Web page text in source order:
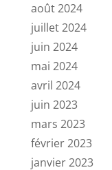
août 2024
juillet 2024
juin 2024
mai 2024
avril 2024
juin 2023
mars 2023
février 2023
janvier 2023